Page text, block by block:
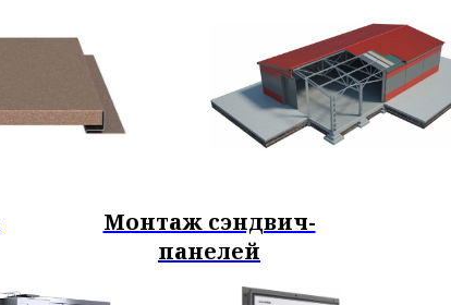
Монтаж сэндвич-
панелей